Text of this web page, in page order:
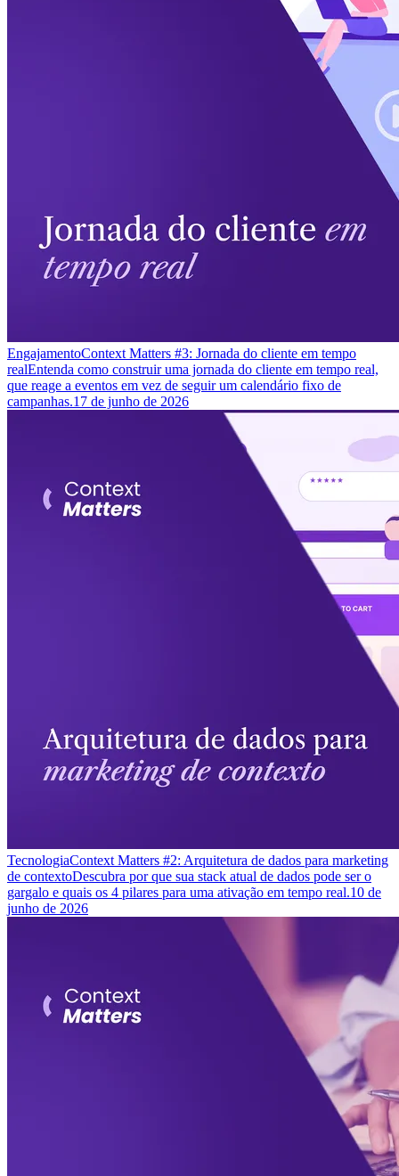
EngajamentoContext Matters #3: Jornada do cliente em tempo
realEntenda como construir uma jornada do cliente em tempo real,
que reage a eventos em vez de seguir um calendário fixo de
campanhas.17 de junho de 2026
TecnologiaContext Matters #2: Arquitetura de dados para marketing
de contextoDescubra por que sua stack atual de dados pode ser o
gargalo e quais os 4 pilares para uma ativação em tempo real.10 de
junho de 2026